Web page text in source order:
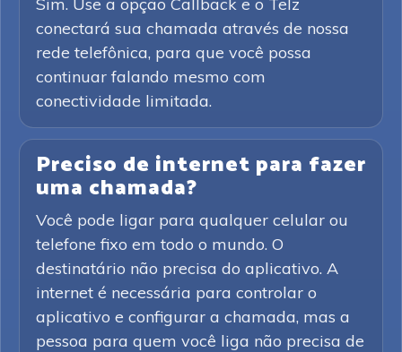
conectará sua chamada através de nossa
rede telefônica, para que você possa
continuar falando mesmo com
conectividade limitada.
Preciso de internet para fazer
uma chamada?
Você pode ligar para qualquer celular ou
telefone fixo em todo o mundo. O
destinatário não precisa do aplicativo. A
internet é necessária para controlar o
aplicativo e configurar a chamada, mas a
pessoa para quem você liga não precisa de